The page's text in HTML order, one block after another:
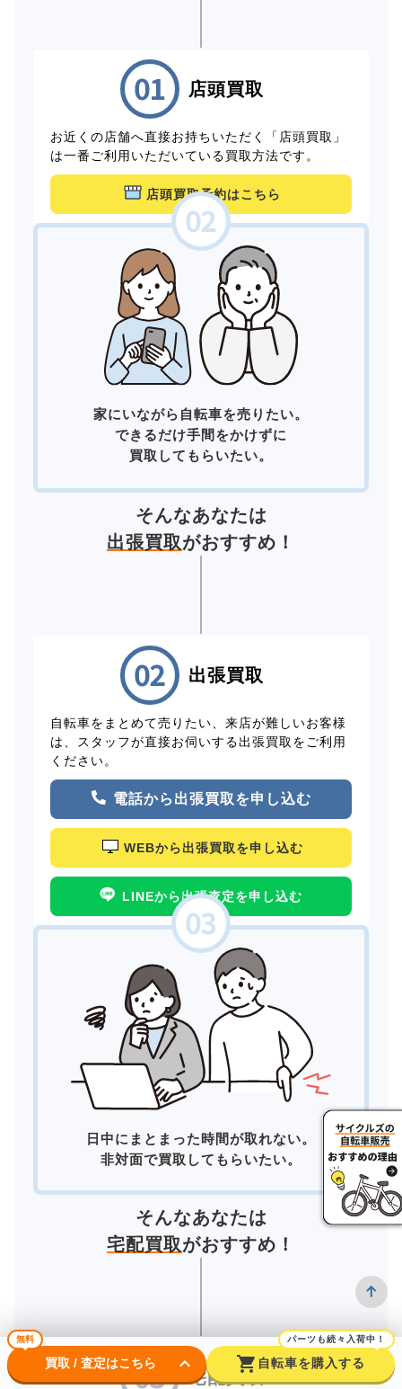
店頭買取
お近くの店舗へ直接お持ちいただく「店頭買取」
は一番ご利用いただいている買取方法です。
店頭買取予約はこちら
家にいながら自転車を売りたい。
できるだけ手間をかけずに
買取してもらいたい。
そんなあなたは
出張買取がおすすめ！
出張買取
自転車をまとめて売りたい、来店が難しいお客様
は、スタッフが直接お伺いする出張買取をご利用
ください。
電話から出張買取を申し込む
WEBから出張買取を申し込む
LINEから出張査定を申し込む
日中にまとまった時間が取れない。
非対面で買取してもらいたい。
そんなあなたは
宅配買取がおすすめ！
宅配買取
無料
買取 / 査定はこちら keyboard_arrow_down shopping_cart
パーツも続々入荷中！
自転車を購入する